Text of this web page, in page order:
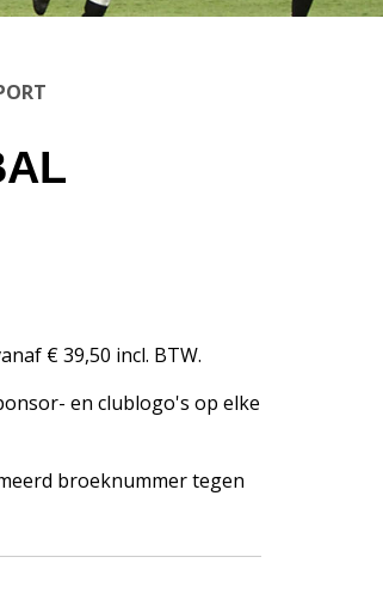
€ 39,50 incl. BTW.
en clublogo's op elke
broeknummer tegen